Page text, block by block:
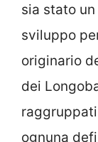
sia stato
sviluppo
originario
dei
ognuna